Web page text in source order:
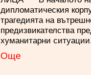
дипломатическия
трагедията на
предизвикателства
хуманитарни
Oще